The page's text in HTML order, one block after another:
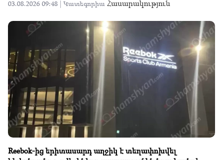
03.08.2026 09:48 | Կատեգորիա Հասարակություն
Reebok-ից երիտասարդ աղջիկ է տեղափոխվել